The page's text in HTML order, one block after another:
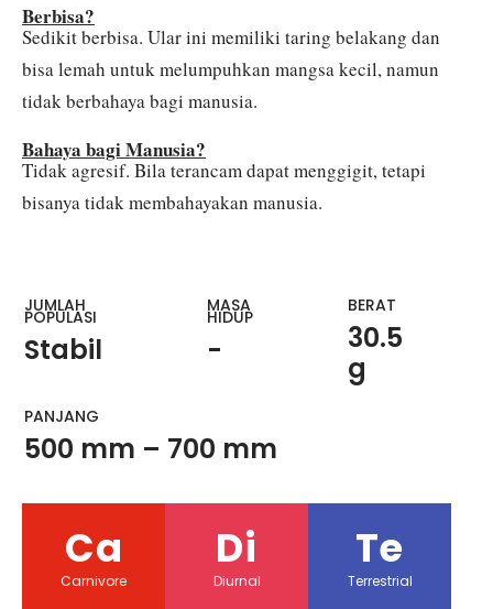
Berbisa?
Sedikit berbisa. Ular ini memiliki taring belakang dan
bisa lemah untuk melumpuhkan mangsa kecil, namun
tidak berbahaya bagi manusia.
Bahaya bagi Manusia?
Tidak agresif. Bila terancam dapat menggigit, tetapi
bisanya tidak membahayakan manusia.
JUMLAH
POPULASI
Stabil
MASA
HIDUP
-
BERAT
30.5
g
PANJANG
500 mm – 700 mm
Ca
Carnivore
Di
Diurnal
Te
Terrestrial